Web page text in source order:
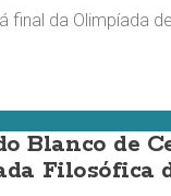
final da Olimpíada de
Blanco de
Filosófica